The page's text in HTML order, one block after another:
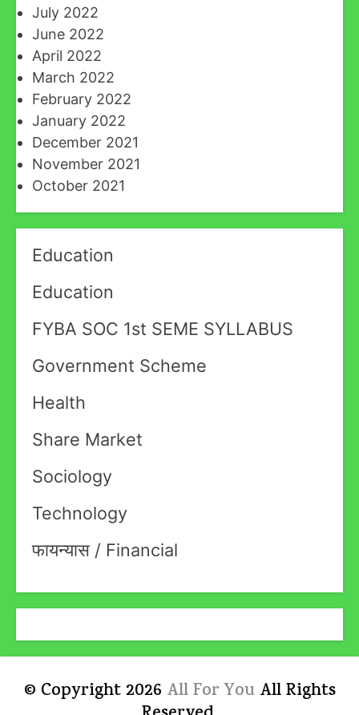
July 2022
June 2022
April 2022
March 2022
February 2022
January 2022
December 2021
November 2021
October 2021
Education
Education
FYBA SOC 1st SEME SYLLABUS
Government Scheme
Health
Share Market
Sociology
Technology
फायन्यास / Financial
© Copyright 2026 All For YouAll Rights